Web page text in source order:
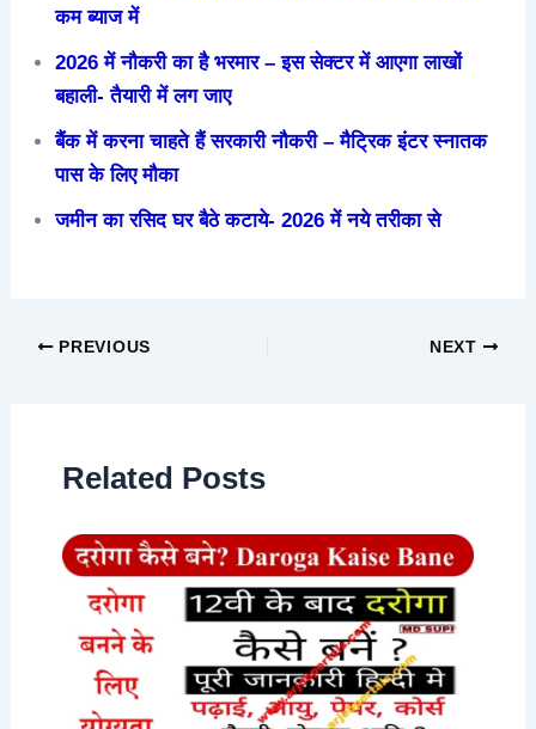
कम ब्याज में
2026 में नौकरी का है भरमार – इस सेक्टर में आएगा लाखों
बहाली- तैयारी में लग जाए
बैंक में करना चाहते हैं सरकारी नौकरी – मैट्रिक इंटर स्नातक
पास के लिए मौका
जमीन का रसिद घर बैठे कटाये- 2026 में नये तरीका से
PREVIOUS NEXT
Related Posts